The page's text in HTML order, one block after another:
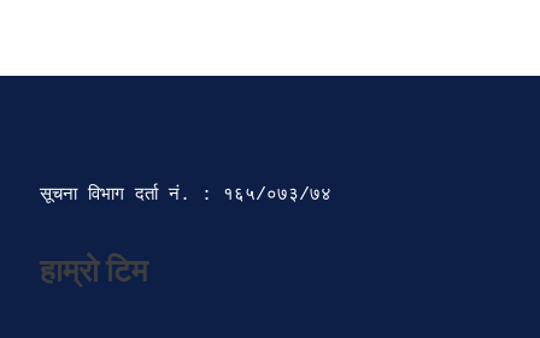
सूचना विभाग दर्ता‍ नं. : १६५/०७३/७४
हाम्रो टिम